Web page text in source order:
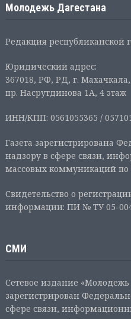
Молодежь Дагестана
Редакция республиканской
Юридический адрес:
367018, РФ, РД, г. Махачкала,
пр. Насрутдинова 1А, 4 этаж
ИНН/КПП: 0561055365 /
Газета зарегистрирована
надзору в сфере связи,
массовых коммуникаций по
Свидетельство о
информации: ПИ № ТУ 05-
СМИ
Сетевое издание
зарегистрирован
сфере связи,